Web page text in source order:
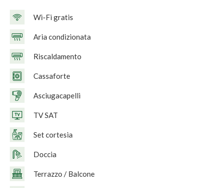
Wi-Fi gratis
Aria condizionata
Riscaldamento
Cassaforte
Asciugacapelli
TV SAT
Set cortesia
Doccia
Terrazzo / Balcone